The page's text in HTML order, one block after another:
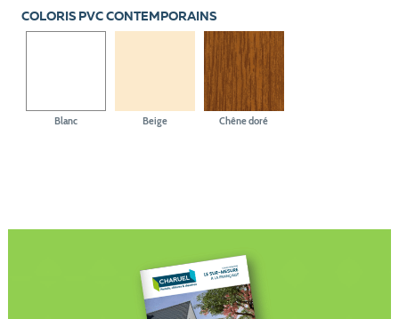
COLORIS PVC CONTEMPORAINS
Blanc Beige Chêne doré